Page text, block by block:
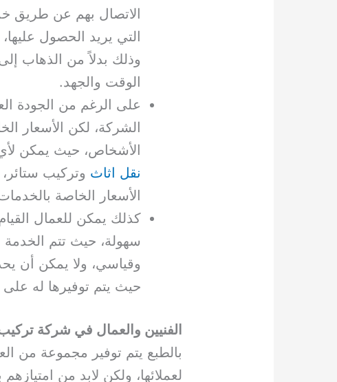
الاتصال بهم عن طريق
التي يريد الحصول
وذلك بدلاً من الذهاب
الوقت والجهد.
على الرغم من الجودة
الشركة، لكن الأسعار
الأشخاص، حيث يمكن
نقل اثاث وتركيب
الأسعار الخاصة
كذلك يمكن للعمال
سهولة، حيث تتم
وقياسي، ولا يمكن أن
حيث يتم توفيرها له
الفنيين والعمال في شركة
بالطبع يتم توفير مجموعة من
لعملائها، ولكن لابد من